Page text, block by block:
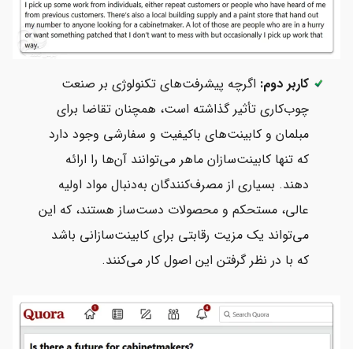
کاربر دوم: اگرچه پیشرفت‌های تکنولوژی بر صنعت
چوب‌کاری تأثیر گذاشته است، همچنان تقاضا برای
مبلمان و کابینت‌های باکیفیت و سفارشی وجود دارد
که تنها کابینت‌سازان ماهر می‌توانند آن‌ها را ارائه
دهند. بسیاری از مصرف‌کنندگان به‌دنبال مواد اولیه
عالی، مستحکم و محصولات دست‌ساز هستند، که این
می‌تواند یک مزیت رقابتی برای کابینت‌سازانی باشد
که با در نظر گرفتن این اصول کار می‌کنند.